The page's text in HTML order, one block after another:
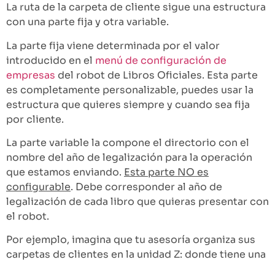
La ruta de la carpeta de cliente sigue una estructura
con una parte fija y otra variable.
La parte fija viene determinada por el valor
introducido en el menú de configuración de
empresas del robot de Libros Oficiales. Esta parte
es completamente personalizable, puedes usar la
estructura que quieres siempre y cuando sea fija
por cliente.
La parte variable la compone el directorio con el
nombre del año de legalización para la operación
que estamos enviando. Esta parte NO es
configurable. Debe corresponder al año de
legalización de cada libro que quieras presentar con
el robot.
Por ejemplo, imagina que tu asesoría organiza sus
carpetas de clientes en la unidad Z: donde tiene una